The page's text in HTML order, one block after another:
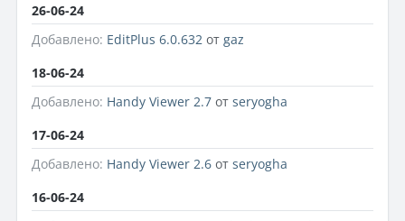
26-06-24
Добавлено: EditPlus 6.0.632 от gaz
18-06-24
Добавлено: Handy Viewer 2.7 от seryogha
17-06-24
Добавлено: Handy Viewer 2.6 от seryogha
16-06-24